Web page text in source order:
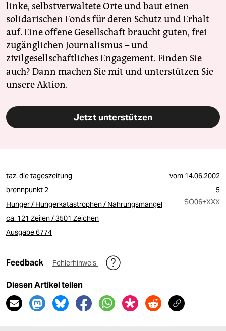
linke, selbstverwaltete Orte und baut einen
solidarischen Fonds für deren Schutz und Erhalt
auf. Eine offene Gesellschaft braucht guten, frei
zugänglichen Journalismus – und
zivilgesellschaftliches Engagement. Finden Sie
auch? Dann machen Sie mit und unterstützen Sie
unsere Aktion.
Jetzt unterstützen
taz. die tageszeitung vom 14.06.2002
brennpunkt 2
5
Hunger / Hungerkatastrophen / Nahrungsmangel
SO06+XXX
ca. 121 Zeilen / 3501 Zeichen
Ausgabe 6774
Feedback Fehlerhinweis
Diesen Artikel teilen